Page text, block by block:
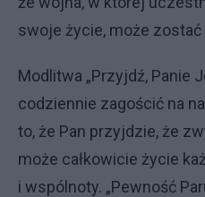
swoje życie, może zostać
Modlitwa „Przyjdź, Panie
codziennie zagościć na
to, że Pan przyjdzie, że
może całkowicie życie
i wspólnoty. „Pewność